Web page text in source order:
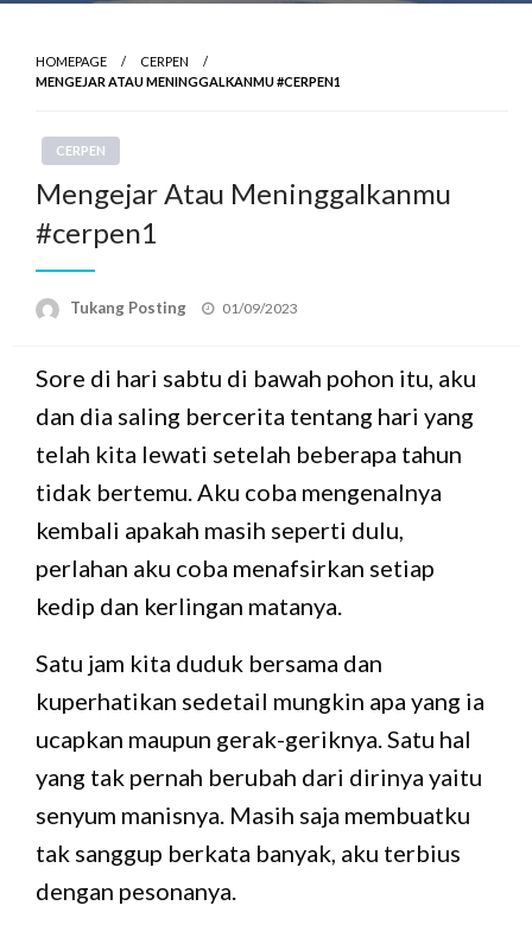
HOMEPAGE
CERPEN
MENGEJAR ATAU MENINGGALKANMU #CERPEN1
CERPEN
Mengejar Atau Meninggalkanmu
#cerpen1
Tukang Posting
Posted
01/09/2023
Sore di hari sabtu di bawah pohon itu, aku
dan dia saling bercerita tentang hari yang
telah kita lewati setelah beberapa tahun
tidak bertemu. Aku coba mengenalnya
kembali apakah masih seperti dulu,
perlahan aku coba menafsirkan setiap
kedip dan kerlingan matanya.
Satu jam kita duduk bersama dan
kuperhatikan sedetail mungkin apa yang ia
ucapkan maupun gerak-geriknya. Satu hal
yang tak pernah berubah dari dirinya yaitu
senyum manisnya. Masih saja membuatku
tak sanggup berkata banyak, aku terbius
dengan pesonanya.